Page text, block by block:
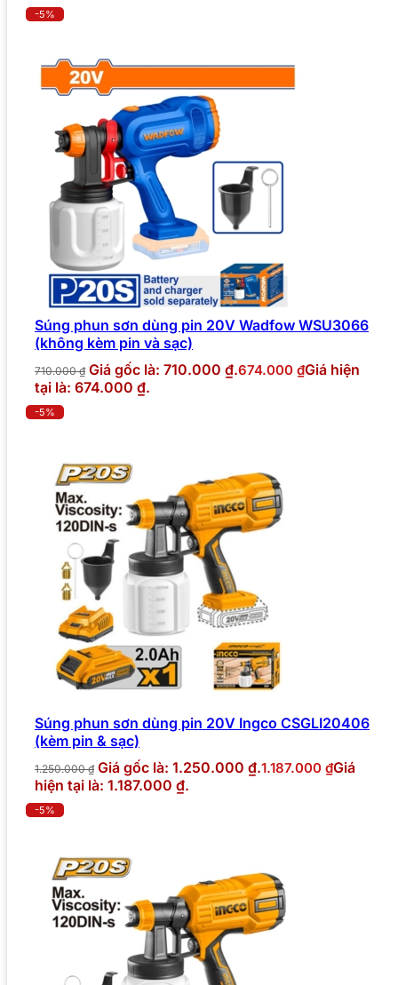
-5%
Súng phun sơn dùng pin 20V Wadfow WSU3066
(không kèm pin và sạc)
710.000₫ Giá gốc là: 710.000 ₫.674.000 ₫Giá hiện
tại là: 674.000 ₫.
-5%
Súng phun sơn dùng pin 20V Ingco CSGLI20406
(kèm pin & sạc)
1.250.000₫ Giá gốc là: 1.250.000 ₫.1.187.000 ₫Giá
hiện tại là: 1.187.000 ₫.
-5%